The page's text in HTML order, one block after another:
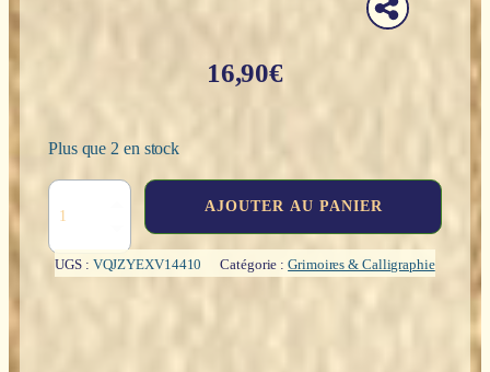
16,90€
Plus que 2 en stock
de
notes
AJOUTER AU PANIER
UGS : VQJZYEXV14410 Catégorie :Grimoires & Calligraphie